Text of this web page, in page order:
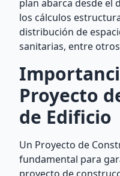
plan abarca desde el
los cálculos
distribución de
sanitarias, entre
Proyecto
de Edificio
Un Proyecto de
fundamental para